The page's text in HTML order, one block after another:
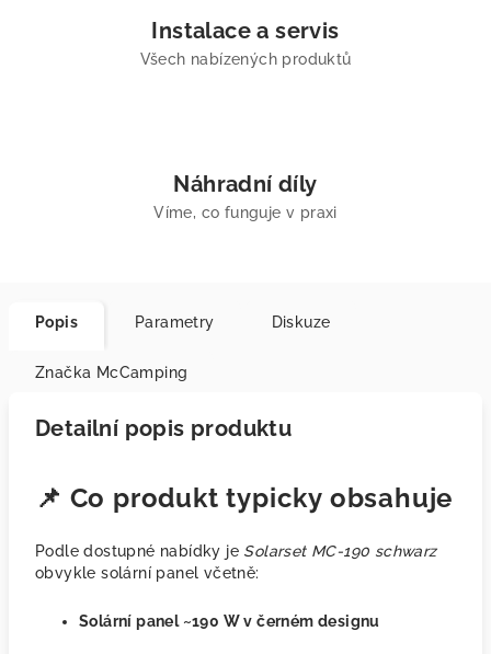
Instalace a servis
Všech nabízených produktů
Náhradní díly
Víme, co funguje v praxi
Popis Parametry Diskuze
Značka McCamping
Detailní popis produktu
📌 Co produkt typicky obsahuje
Podle dostupné nabídky je Solarset MC-190 schwarz
obvykle solární panel včetně:
Solární panel ~190 W v černém designu